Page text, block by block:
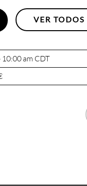
VER TODOS
10:00 am CDT